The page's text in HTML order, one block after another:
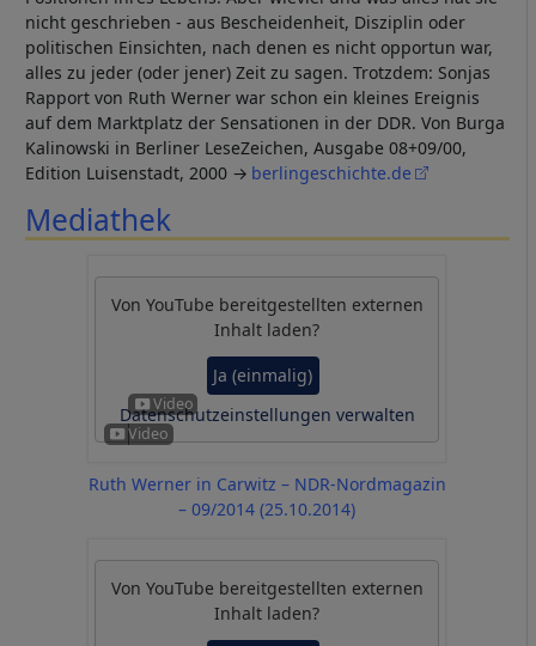
nicht geschrieben - aus Bescheidenheit, Disziplin oder
politischen Einsichten, nach denen es nicht opportun war,
alles zu jeder (oder jener) Zeit zu sagen. Trotzdem: Sonjas
Rapport von Ruth Werner war schon ein kleines Ereignis
auf dem Marktplatz der Sensationen in der DDR. Von Burga
Kalinowski in Berliner LeseZeichen, Ausgabe 08+09/00,
Edition Luisenstadt, 2000
berlingeschichte.de
Mediathek
Von YouTube bereitgestellten externen
Inhalt laden?
Ja (einmalig)
Datenschutzeinstellungen verwalten
Ruth Werner in Carwitz – NDR-Nordmagazin
– 09/2014 (25.10.2014)
Von YouTube bereitgestellten externen
Inhalt laden?